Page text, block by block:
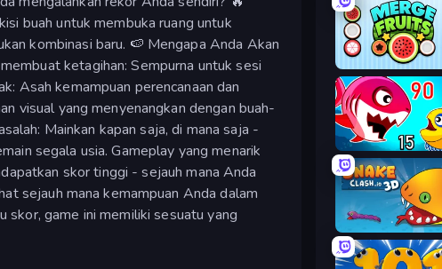
buah untuk membuka ruang untuk
kombinasi baru. 🍉 Mengapa Anda Akan
ketagihan: Sempurna untuk sesi
Asah kemampuan perencanaan dan
visual yang menyenangkan dengan buah-
Mainkan kapan saja, di mana saja -
segala usia. Gameplay yang menarik
skor tinggi - sejauh mana Anda
sejauh mana kemampuan Anda dalam
skor, game ini memiliki sesuatu yang
Merge Fruits
Fish Eat Getting Big
Snake Clash.io